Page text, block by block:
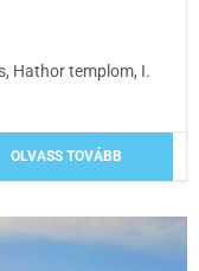
Hathor templom, I.
OLVASS TOVÁBB